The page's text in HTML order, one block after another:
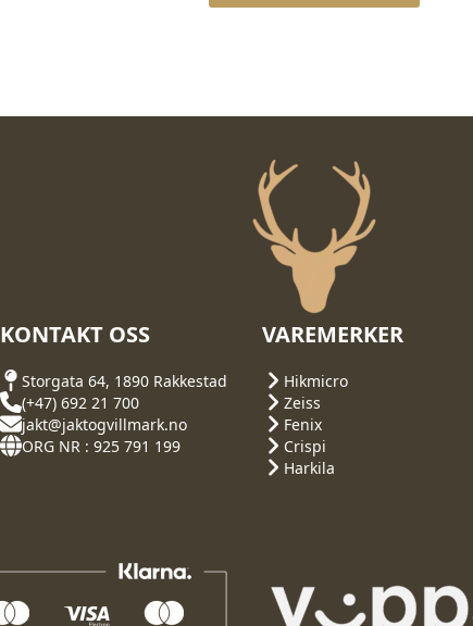
KONTAKT OSS
Storgata 64, 1890 Rakkestad
(+47) 692 21 700
jakt@jaktogvillmark.no
ORG NR : 925 791 199
VAREMERKER
Hikmicro
Zeiss
Fenix
Crispi
Harkila